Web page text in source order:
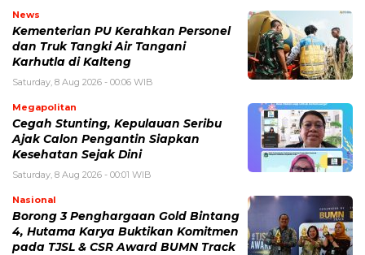
News
Kementerian PU Kerahkan Personel
dan Truk Tangki Air Tangani
Karhutla di Kalteng
Saturday, 8 Aug 2026 - 00:06 WIB
Megapolitan
Cegah Stunting, Kepulauan Seribu
Ajak Calon Pengantin Siapkan
Kesehatan Sejak Dini
Saturday, 8 Aug 2026 - 00:01 WIB
Nasional
Borong 3 Penghargaan Gold Bintang
4, Hutama Karya Buktikan Komitmen
pada TJSL & CSR Award BUMN Track